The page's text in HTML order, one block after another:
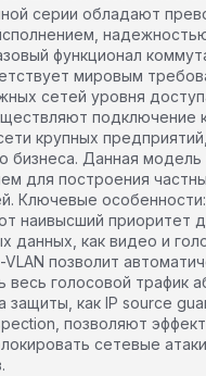
серии обладают
функционал
мировым
сетей уровня
подключение
крупных
бизнеса. Данная модель
для построения
Ключевые
наивысший приоритет
данных, как видео и
позволит
весь голосовой трафик
как IP source
позволяют
сетевые атаки